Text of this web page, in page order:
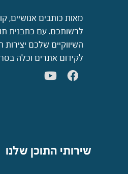
מאות כותבים אנושיים,
לרשותכם. עם כתבנית
השיווקיים שלכם
לקידום אתרים וכלה
שירותי התוכן שלנו